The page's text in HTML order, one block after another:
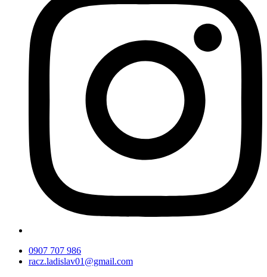
0907 707 986
racz.ladislav01@gmail.com